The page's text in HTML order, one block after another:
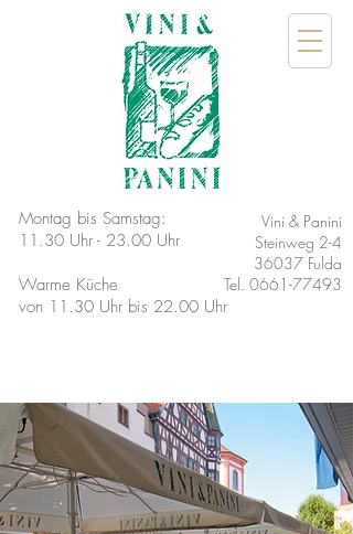
Montag bis Samstag:
11.30 Uhr - 23.00 Uhr
Warme Küche
von 11.30 Uhr bis 22.00 Uhr
Vini & Panini
Steinweg 2-4
36037 Fulda
Tel. 0661-77493